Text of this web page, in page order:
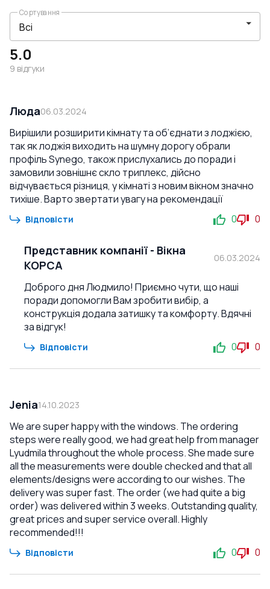
5.0
9 відгуки
Сортування
Люда06.03.2024
Вирішили розширити кімнату та об’єднати з лоджією,
так як лоджія виходить на шумну дорогу обрали
профіль Synego, також прислухались до поради і
замовили зовнішнє скло триплекс, дійсно
відчувається різниця, у кімнаті з новим вікном значно
тихіше. Варто звертати увагу на рекомендації
Відповісти 0 0
Представник компанії - Вікна
КОРСА
06.03.2024
Доброго дня Людмило! Приємно чути, що наші
поради допомогли Вам зробити вибір, а
конструкція додала затишку та комфорту. Вдячні
за відгук!
Відповісти 0 0
Jenia14.10.2023
We are super happy with the windows. The ordering
steps were really good, we had great help from manager
Lyudmila throughout the whole process. She made sure
all the measurements were double checked and that all
elements/designs were according to our wishes. The
delivery was super fast. The order (we had quite a big
order) was delivered within 3 weeks. Outstanding quality,
great prices and super service overall. Highly
recommended!!!
Відповісти 0 0